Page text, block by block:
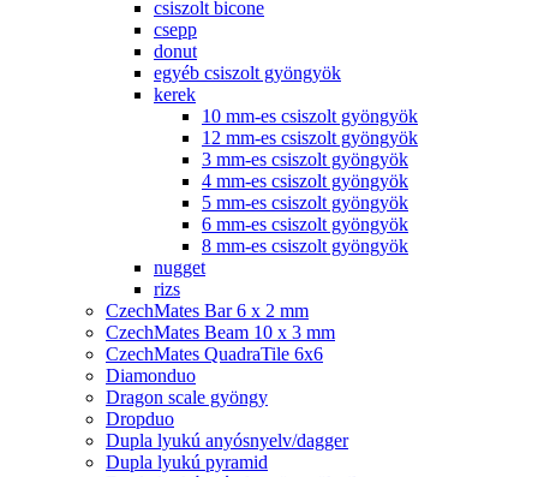
csiszolt bicone
csepp
donut
egyéb csiszolt gyöngyök
kerek
10 mm-es csiszolt gyöngyök
12 mm-es csiszolt gyöngyök
3 mm-es csiszolt gyöngyök
4 mm-es csiszolt gyöngyök
5 mm-es csiszolt gyöngyök
6 mm-es csiszolt gyöngyök
8 mm-es csiszolt gyöngyök
nugget
rizs
CzechMates Bar 6 x 2 mm
CzechMates Beam 10 x 3 mm
CzechMates QuadraTile 6x6
Diamonduo
Dragon scale gyöngy
Dropduo
Dupla lyukú anyósnyelv/dagger
Dupla lyukú pyramid